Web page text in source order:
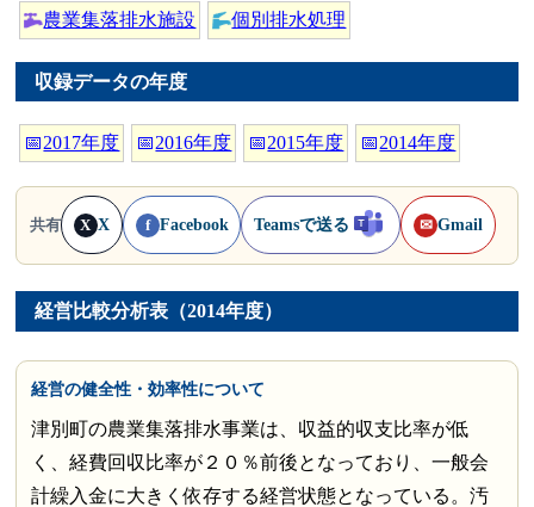
農業集落排水施設 個別排水処理
収録データの年度
📅2017年度 📅2016年度 📅2015年度 📅2014年度
共有 X X f Facebook Teamsで送る ✉ Gmail
経営比較分析表（2014年度）
経営の健全性・効率性について
津別町の農業集落排水事業は、収益的収支比率が低
く、経費回収比率が２０％前後となっており、一般会
計繰入金に大きく依存する経営状態となっている。汚